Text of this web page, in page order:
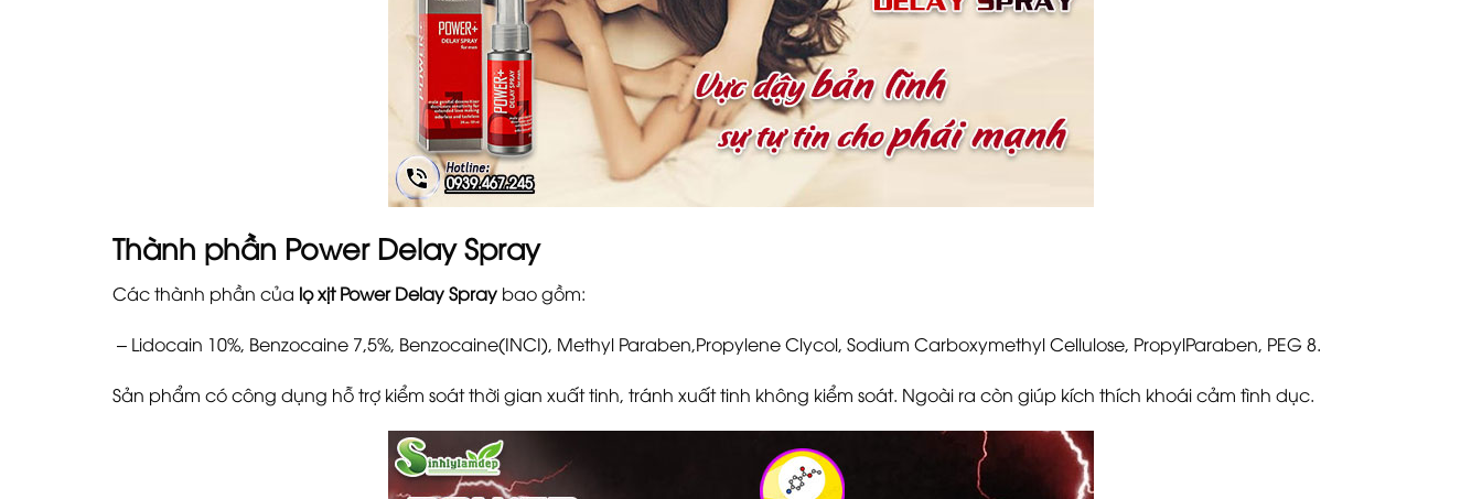
Thành phần Power Delay Spray
Các thành phần của lọ xịt Power Delay Spray bao gồm:
– Lidocain 10%, Benzocaine 7,5%, Benzocaine(INCI), Methyl Paraben,Propylene Clycol, Sodium Carboxymethyl Cellulose, PropylParaben, PEG 8.
Sản phẩm có công dụng hỗ trợ kiểm soát thời gian xuất tinh, tránh xuất tinh không kiểm soát. Ngoài ra còn giúp kích thích khoái cảm tình dục.